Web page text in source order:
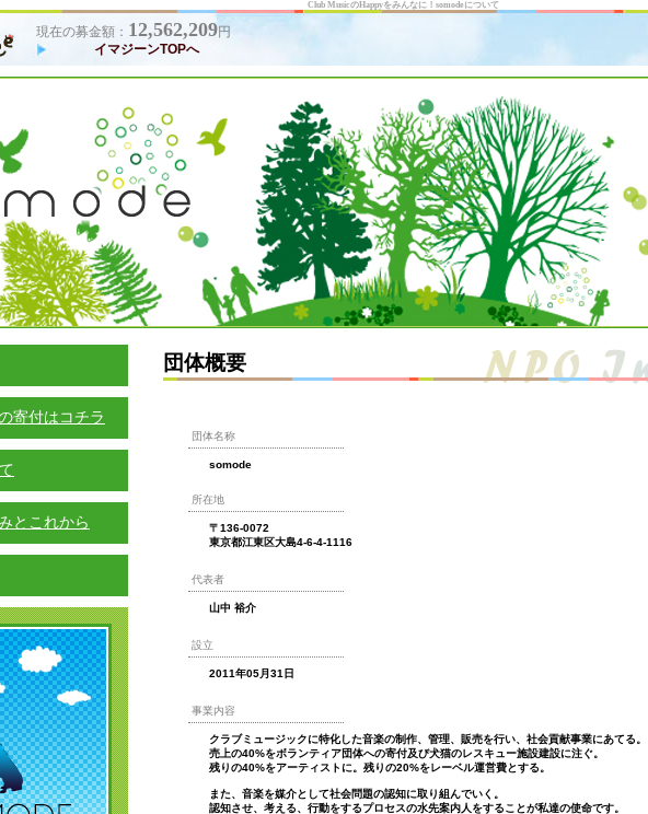
Club MusicのHappyをみんなに！somodeについて
現在の募金額： 12,562,209円
イマジーンTOPへ
寄付はコチラ
とこれから
団体概要
団体名称
somode
所在地
〒136-0072
東京都江東区大島4-6-4-1116
代表者
山中 裕介
設立
2011年05月31日
事業内容
クラブミュージックに特化した音楽の制作、管理、販売を行い、社会貢献事業にあてる。
売上の40%をボランティア団体への寄付及び犬猫のレスキュー施設建設に注ぐ。
残りの40%をアーティストに。残りの20%をレーベル運営費とする。
また、音楽を媒介として社会問題の認知に取り組んでいく。
認知させ、考える、行動をするプロセスの水先案内人をすることが私達の使命です。